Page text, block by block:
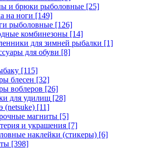
и брюки рыболовные [25]
на ноги [149]
рыболовные [126]
комбинезоны [14]
для зимней рыбалки [1]
для обуви [8]
[115]
блесен [32]
воблеров [26]
для удилищ [28]
(netsuke) [11]
магниты [5]
и украшения [7]
наклейки (стикеры) [6]
[398]